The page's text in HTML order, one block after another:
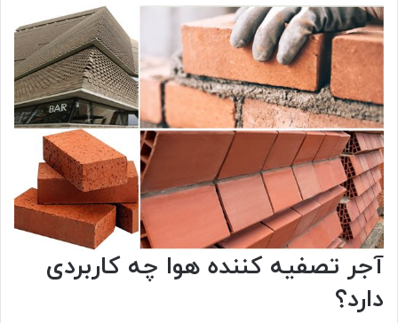
آجر تصفیه کننده هوا چه کاربردی
دارد؟